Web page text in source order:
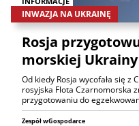
INWAZJA NA UKRAINĘ
Rosja
morskiej Ukrainy
Od kiedy Rosja wycofała się z
rosyjska Flota Czarnomorska
przygotowaniu do
Zespół wGospodarce